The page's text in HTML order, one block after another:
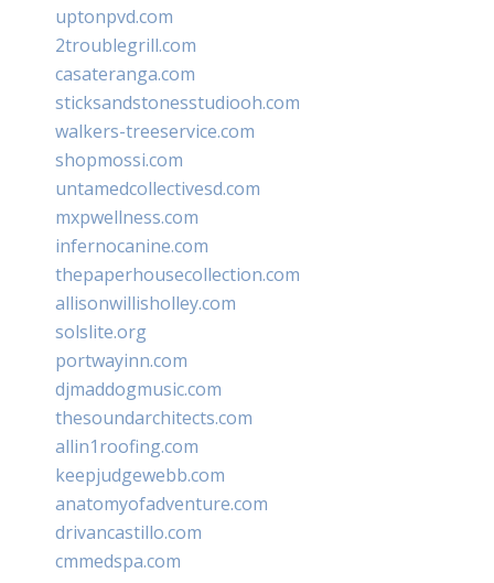
uptonpvd.com
2troublegrill.com
casateranga.com
sticksandstonesstudiooh.com
walkers-treeservice.com
shopmossi.com
untamedcollectivesd.com
mxpwellness.com
infernocanine.com
thepaperhousecollection.com
allisonwillisholley.com
solslite.org
portwayinn.com
djmaddogmusic.com
thesoundarchitects.com
allin1roofing.com
keepjudgewebb.com
anatomyofadventure.com
drivancastillo.com
cmmedspa.com